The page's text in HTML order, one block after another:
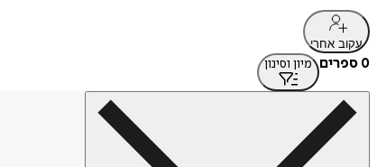
עקוב אחרי
0 ספרים מיון וסינון